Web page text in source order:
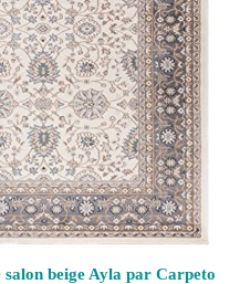
beige Ayla par Carpeto